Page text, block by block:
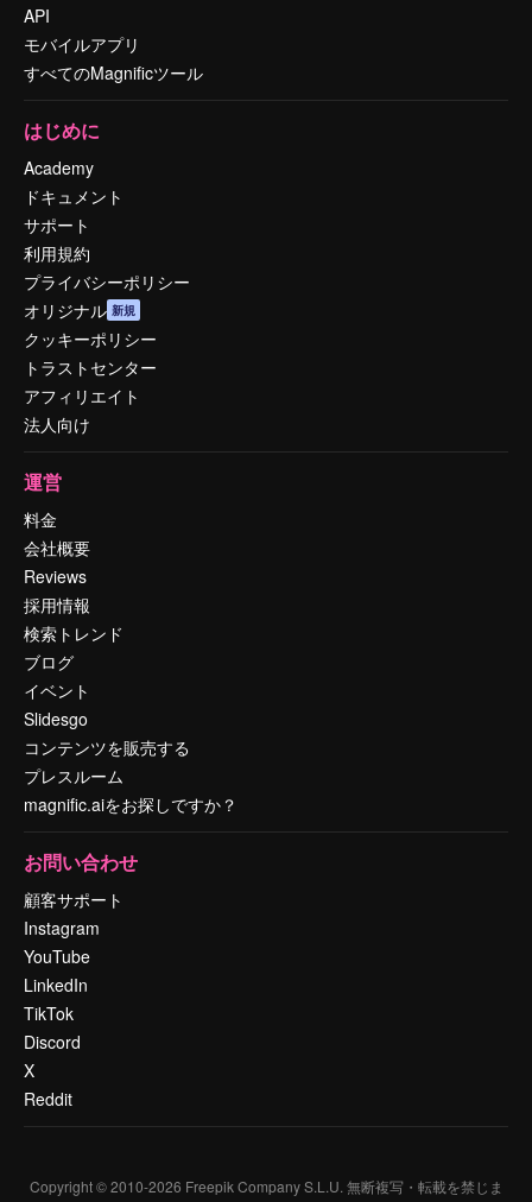
API
モバイルアプリ
すべてのMagnificツール
はじめに
Academy
ドキュメント
サポート
利用規約
プライバシーポリシー
オリジナル 新規
クッキーポリシー
トラストセンター
アフィリエイト
法人向け
運営
料金
会社概要
Reviews
採用情報
検索トレンド
ブログ
イベント
Slidesgo
コンテンツを販売する
プレスルーム
magnific.aiをお探しですか？
お問い合わせ
顧客サポート
Instagram
YouTube
LinkedIn
TikTok
Discord
X
Reddit
Copyright © 2010-2026 Freepik Company S.L.U. 無断複写・転載を禁じま